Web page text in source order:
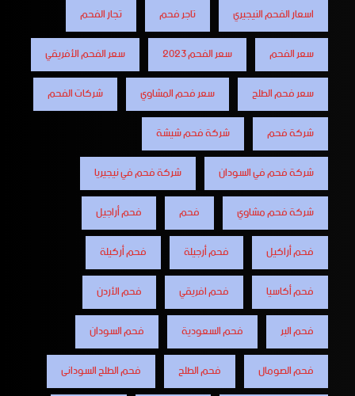
اسعار الفحم النيجيري
تاجر فحم
تجار الفحم
سعر الفحم
سعر الفحم 2023
سعر الفحم الأفريقي
سعر فحم الطلح
سعر فحم المشاوي
شركات الفحم
شركة فحم
شركة فحم شيشة
شركة فحم في السودان
شركة فحم في نيجيريا
شركة فحم مشاوي
فحم
فحم أراجيل
فحم أراكيل
فحم أرجيلة
فحم أركيلة
فحم أكاسيا
فحم افريقي
فحم الأردن
فحم البر
فحم السعودية
فحم السودان
فحم الصومال
فحم الطلح
فحم الطلح السودانى